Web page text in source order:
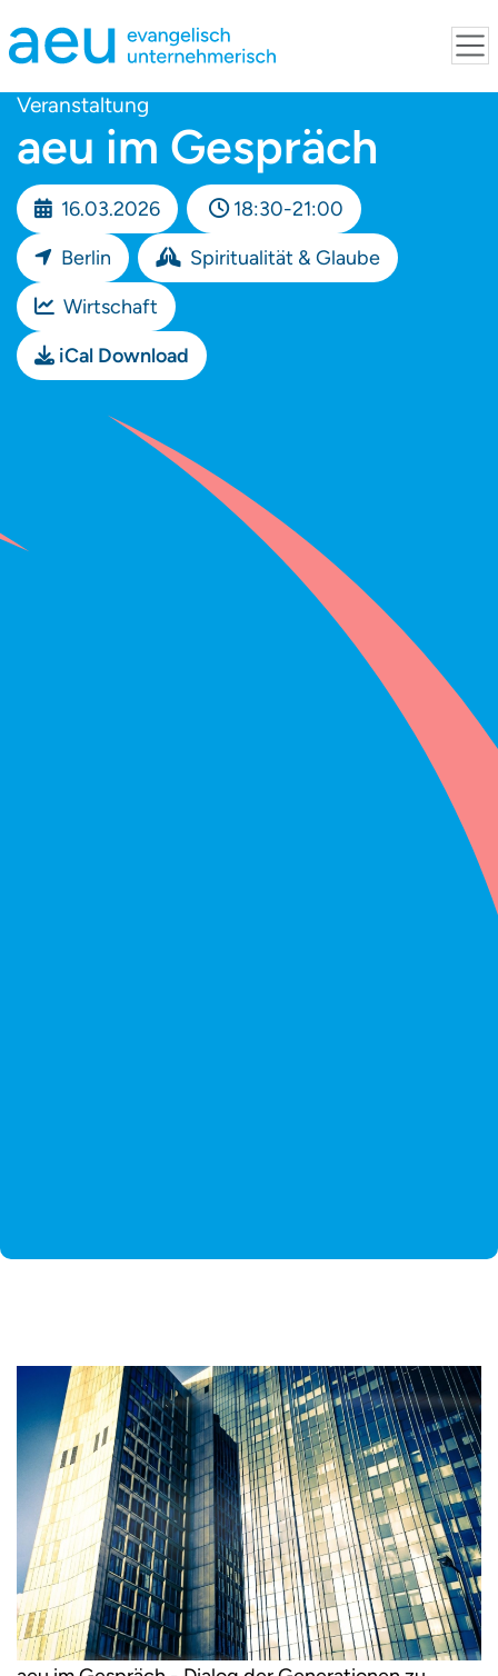
Veranstaltung
aeu im Gespräch
16.03.2026
18:30-21:00
Berlin
Spiritualität & Glaube
Wirtschaft
iCal Download